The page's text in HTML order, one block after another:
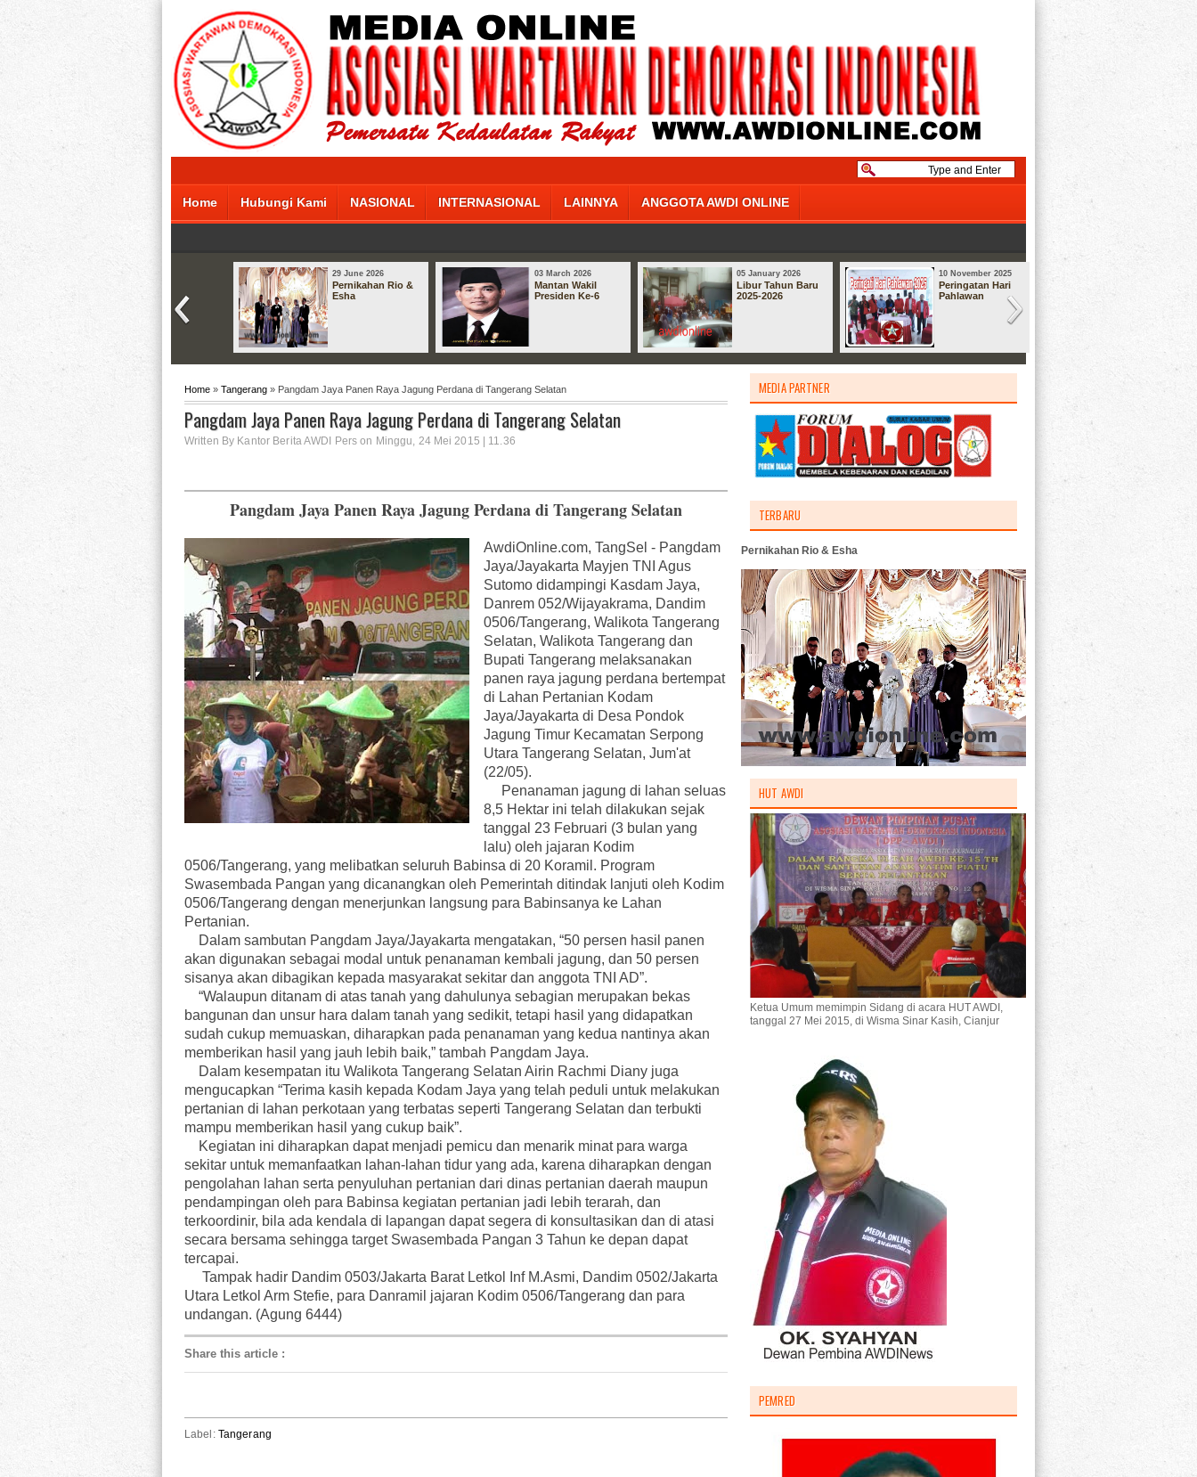
Home Hubungi Kami NASIONAL INTERNASIONAL LAINNYA ANGGOTA AWDI ONLINE
29 June 2026
Pernikahan Rio &
Esha
03 March 2026
Mantan Wakil
Presiden Ke-6
05 January 2026
Libur Tahun Baru
2025-2026
10 November 2025
Peringatan Hari
Pahlawan
Home » Tangerang » Pangdam Jaya Panen Raya Jagung Perdana di Tangerang Selatan
Pangdam Jaya Panen Raya Jagung Perdana di Tangerang Selatan
Written By Kantor Berita AWDI Pers on Minggu, 24 Mei 2015 | 11.36
Pangdam Jaya Panen Raya Jagung Perdana di Tangerang Selatan
AwdiOnline.com, TangSel - Pangdam
Jaya/Jayakarta Mayjen TNI Agus
Sutomo didampingi Kasdam Jaya,
Danrem 052/Wijayakrama, Dandim
0506/Tangerang, Walikota Tangerang
Selatan, Walikota Tangerang dan
Bupati Tangerang melaksanakan
panen raya jagung perdana bertempat
di Lahan Pertanian Kodam
Jaya/Jayakarta di Desa Pondok
Jagung Timur Kecamatan Serpong
Utara Tangerang Selatan, Jum'at
(22/05).
Penanaman jagung di lahan seluas
8,5 Hektar ini telah dilakukan sejak
tanggal 23 Februari (3 bulan yang
lalu) oleh jajaran Kodim
0506/Tangerang, yang melibatkan seluruh Babinsa di 20 Koramil. Program
Swasembada Pangan yang dicanangkan oleh Pemerintah ditindak lanjuti oleh Kodim
0506/Tangerang dengan menerjunkan langsung para Babinsanya ke Lahan
Pertanian.
Dalam sambutan Pangdam Jaya/Jayakarta mengatakan, “50 persen hasil panen
akan digunakan sebagai modal untuk penanaman kembali jagung, dan 50 persen
sisanya akan dibagikan kepada masyarakat sekitar dan anggota TNI AD”.
“Walaupun ditanam di atas tanah yang dahulunya sebagian merupakan bekas
bangunan dan unsur hara dalam tanah yang sedikit, tetapi hasil yang didapatkan
sudah cukup memuaskan, diharapkan pada penanaman yang kedua nantinya akan
memberikan hasil yang jauh lebih baik,” tambah Pangdam Jaya.
Dalam kesempatan itu Walikota Tangerang Selatan Airin Rachmi Diany juga
mengucapkan “Terima kasih kepada Kodam Jaya yang telah peduli untuk melakukan
pertanian di lahan perkotaan yang terbatas seperti Tangerang Selatan dan terbukti
mampu memberikan hasil yang cukup baik”.
Kegiatan ini diharapkan dapat menjadi pemicu dan menarik minat para warga
sekitar untuk memanfaatkan lahan-lahan tidur yang ada, karena diharapkan dengan
pengolahan lahan serta penyuluhan pertanian dari dinas pertanian daerah maupun
pendampingan oleh para Babinsa kegiatan pertanian jadi lebih terarah, dan
terkoordinir, bila ada kendala di lapangan dapat segera di konsultasikan dan di atasi
secara bersama sehingga target Swasembada Pangan 3 Tahun ke depan dapat
tercapai.
Tampak hadir Dandim 0503/Jakarta Barat Letkol Inf M.Asmi, Dandim 0502/Jakarta
Utara Letkol Arm Stefie, para Danramil jajaran Kodim 0506/Tangerang dan para
undangan. (Agung 6444)
Share this article :
Label: Tangerang
MEDIA PARTNER
TERBARU
Pernikahan Rio & Esha
HUT AWDI
Ketua Umum memimpin Sidang di acara HUT AWDI,
tanggal 27 Mei 2015, di Wisma Sinar Kasih, Cianjur
PEMRED